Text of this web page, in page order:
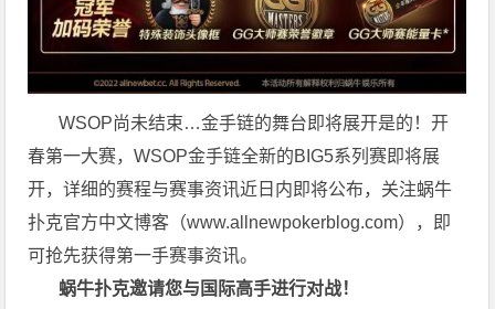
WSOP尚未结束…金手链的舞台即将展开是的！开
春第一大赛，WSOP金手链全新的BIG5系列赛即将展
开，详细的赛程与赛事资讯近日内即将公布，关注蜗牛
扑克官方中文博客（www.allnewpokerblog.com），即
可抢先获得第一手赛事资讯。
蜗牛扑克邀请您与国际高手进行对战！